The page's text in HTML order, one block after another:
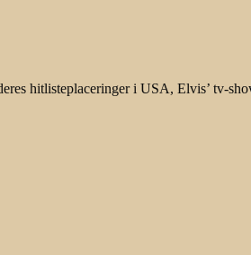
hitlisteplaceringer i USA, Elvis’ tv-